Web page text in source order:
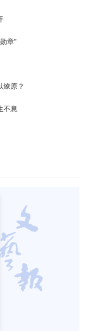
章"
燎原？
不息